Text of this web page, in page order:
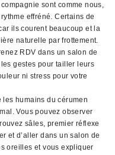
sont comme nous,
effréné. Certains de
ils courent beaucoup et la
naturelle par frottement.
RDV dans un salon de
gestes pour tailler leurs
ni stress pour votre
les humains du cérumen
Vous pouvez observer
sâles, premier réflexe
et d’aller dans un salon de
oreilles et vous expliquer